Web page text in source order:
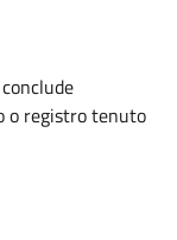
o registro tenuto